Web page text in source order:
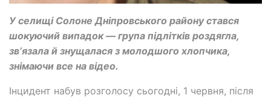
У селищі Солоне Дніпровського району стався
шокуючий випадок — група підлітків роздягла,
звʼязала й знущалася з молодшого хлопчика,
знімаючи все на відео.
Інцидент набув розголосу сьогодні, 1 червня, після